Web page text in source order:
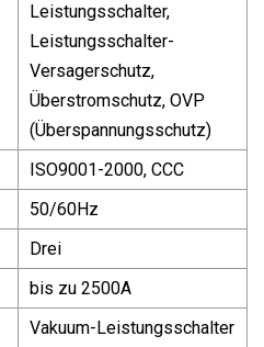
Leistungsschalter,
Leistungsschalter-
Versagerschutz,
Überstromschutz, OVP
(Überspannungsschutz)
ISO9001-2000, CCC
50/60Hz
Drei
bis zu 2500A
Vakuum-Leistungsschalter